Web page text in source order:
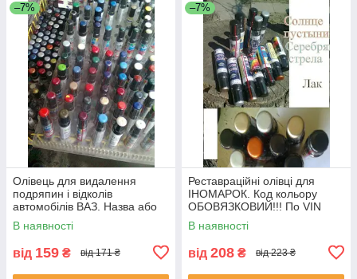
–7%
Олівець для видалення
подряпин і відколів
автомобілів ВАЗ. Назва або
код кольору обов'язкові!!
В наявності
від 159 ₴ від 171 ₴
–7%
Реставраційні олівці для
ІНОМАРОК. Код кольору
ОБОВЯЗКОВИЙ!!! По VIN
коду не працюемо!!!
В наявності
від 208 ₴ від 223 ₴